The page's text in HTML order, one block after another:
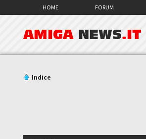
HOME FORUM
AMIGA NEWS.IT
Indice